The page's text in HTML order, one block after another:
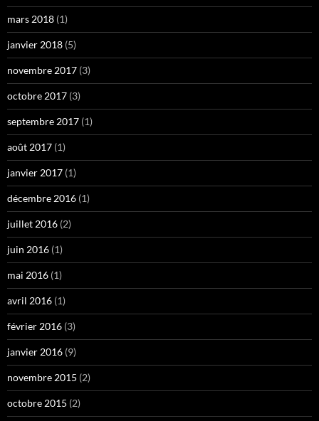
mars 2018 (1)
janvier 2018 (5)
novembre 2017 (3)
octobre 2017 (3)
septembre 2017 (1)
août 2017 (1)
janvier 2017 (1)
décembre 2016 (1)
juillet 2016 (2)
juin 2016 (1)
mai 2016 (1)
avril 2016 (1)
février 2016 (3)
janvier 2016 (9)
novembre 2015 (2)
octobre 2015 (2)